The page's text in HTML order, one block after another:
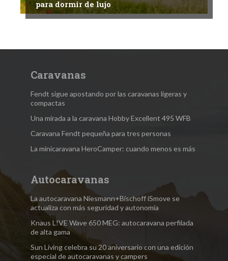
para dormir de lujo
Caravanas
Fendt sigue apostando por las caravanas ligeras y
compactas
Una mirada a la caravana Hobby Excellent 495 WFB
Caravana Fendt pequeña para tres personas
La minicaravana HeroCamper: cuando menos es más
Autocaravanas
La autocaravana Niesmann+Bischoff iSmove se
actualiza con más seguridad y autonomía
Knaus L!VE Wave 650 MEG: autocaravana perfilada
de alta gama
Sun Living celebra su 20 aniversario con una edición
especial de autocaravanas y campers